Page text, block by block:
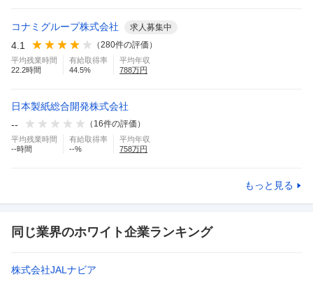
コナミグループ株式会社 求人募集中
4.1 （280件の評価）
平均残業時間
22.2時間
有給取得率
44.5%
平均年収
788万円
日本製紙総合開発株式会社
--
（ 16件の評価）
平均残業時間
--時間
有給取得率
--%
平均年収
758万円
もっと見る
同じ業界のホワイト企業ランキング
株式会社JALナビア